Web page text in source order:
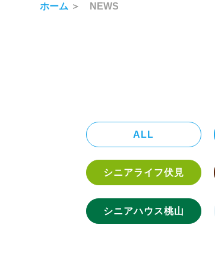
ホーム ＞ NEWS
ALL
シニアライフ伏見
シニアハウス桃山